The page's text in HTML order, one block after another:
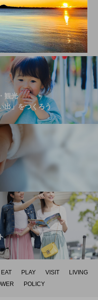
力と情報をお届けし
、さらに美しく！シミ
HEART】
日常に小さな幸せを届
A.C.L ～アルク
「森の家」にある人気
ぼっくり】
観光
出」をつくろう
EAT PLAY VISIT
LIVING
POLICY